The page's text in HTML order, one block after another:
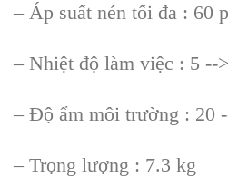
– Áp suất nén tối đa : 60
– Nhiệt độ làm việc : 5 --
– Độ ẩm môi trường : 20
– Trọng lượng : 7.3 kg